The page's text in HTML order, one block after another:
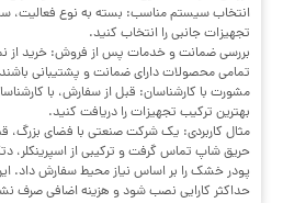
انتخاب سیستم مناسب: بسته به نوع فعالیت،
تجهیزات جانبی را انتخاب کنید.
بررسی ضمانت و خدمات پس از فروش: خرید از
تمامی محصولات دارای ضمانت و پشتیبانی
مشورت با کارشناسان: قبل از سفارش، با
بهترین ترکیب تجهیزات را دریافت کنید.
مثال کاربردی: یک شرکت صنعتی با فضای بزرگ،
حریق شاپ تماس گرفت و ترکیبی از اسپرینکلر،
پودر خشک را بر اساس نیاز محیط سفارش داد.
حداکثر کارایی نصب شود و هزینه اضافی صرف